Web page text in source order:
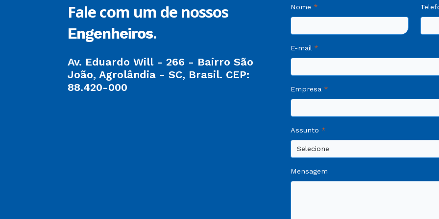
Fale com um de nossos
Engenheiros.
Av. Eduardo Will - 266 - Bairro São
João, Agrolândia - SC, Brasil. CEP:
88.420-000
Nome
E-mail
Empresa
Assunto
Mensagem